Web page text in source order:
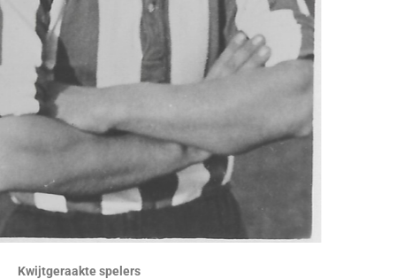
Kwijtgeraakte spelers